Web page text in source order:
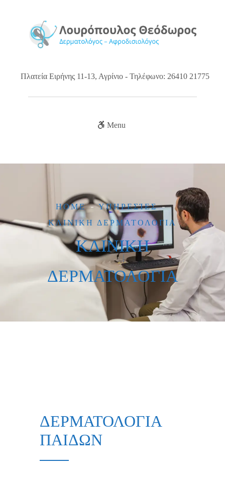
Πλατεία Ειρήνης 11-13, Αγρίνιο - Τηλέφωνο: 26410 21775
Menu
ΚΛΙΝΙΚΗ
ΔΕΡΜΑΤΟΛΟΓΙΑ
HOME
ΥΠΗΡΕΣΊΕΣ
ΚΛΙΝΙΚΗ ΔΕΡΜΑΤΟΛΟΓΙΑ
ΔΕΡΜΑΤΟΛΟΓΙΑ
ΠΑΙΔΩΝ